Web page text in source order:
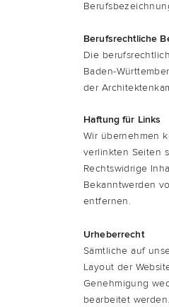
Berufs­recht­li­che
Die
Baden-
der
Haf­tung für Links
Wir über­neh­men
ver­link­ten Sei­ten
Rechts­wid­ri­ge
Bekannt­wer­den
entfernen.
Urhe­ber­recht
Sämt­li­che auf
Lay­out der
Geneh­mi­gung
bear­bei­tet werden.